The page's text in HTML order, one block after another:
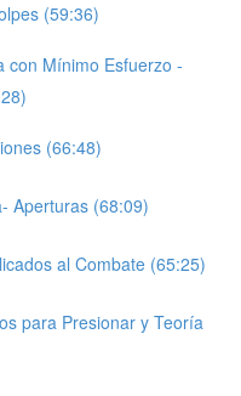
(59:36)
con Mínimo Esfuerzo -
(66:48)
Aperturas (68:09)
al Combate (65:25)
para Presionar y Teoría